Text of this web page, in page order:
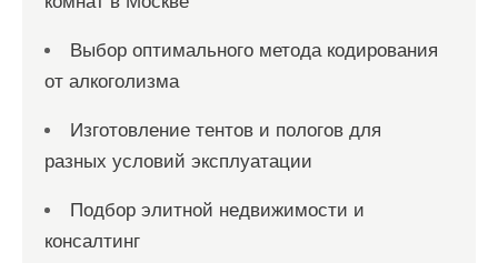
Выбор оптимального метода кодирования
от алкоголизма
Изготовление тентов и пологов для
разных условий эксплуатации
Подбор элитной недвижимости и
консалтинг